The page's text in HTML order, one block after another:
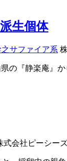
生個体
サファイア系
の『静楽庵』
式会社ピーシー